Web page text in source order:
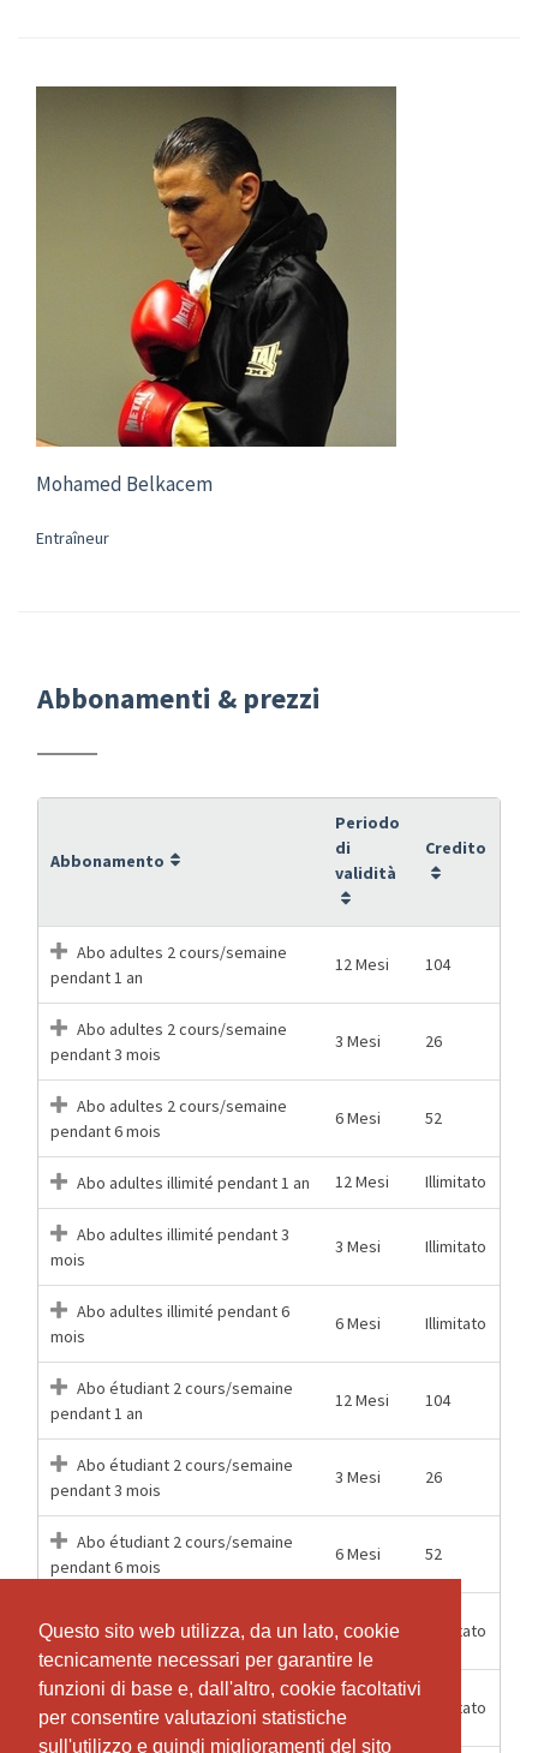
Questo sito web utilizza, da un lato, cookie
tecnicamente necessari per garantire le
funzioni di base e, dall'altro, cookie facoltativi
per consentire valutazioni statistiche
sull'utilizzo e quindi miglioramenti del sito
Questo sito web utilizza, da un lato, cookie
tecnicamente necessari per garantire le
funzioni di base e, dall'altro, cookie facoltativi
per consentire valutazioni statistiche
sull'utilizzo e quindi miglioramenti del sito
Mohamed Belkacem
Entraîneur
Abbonamenti & prezzi
Abbonamento
Periodo
di
validità
Credito
Abo adultes 2 cours/semaine
pendant 1 an
12 Mesi 104
Abo adultes 2 cours/semaine
pendant 3 mois
3 Mesi 26
Abo adultes 2 cours/semaine
pendant 6 mois
6 Mesi 52
Abo adultes illimité pendant 1 an 12 Mesi Illimitato
Abo adultes illimité pendant 3
mois
3 Mesi Illimitato
Abo adultes illimité pendant 6
mois
6 Mesi Illimitato
Abo étudiant 2 cours/semaine
pendant 1 an
12 Mesi 104
Abo étudiant 2 cours/semaine
pendant 3 mois
3 Mesi 26
Abo étudiant 2 cours/semaine
pendant 6 mois
6 Mesi 52
Abo étudiant illimité pendant 1
an
12 Mesi Illimitato
Abo étudiant illimité pendant 3
mois
Illimitato